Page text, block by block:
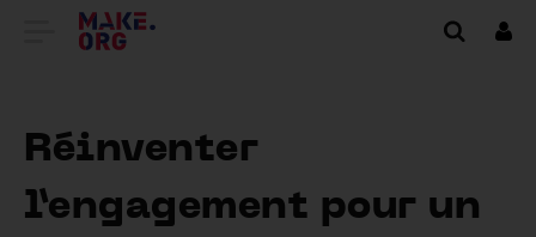
ALLER
L'ACCUEIL
DU
SITE
Se
Réinventer
l’engagement pour un